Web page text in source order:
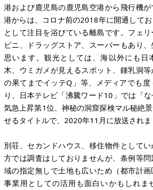
港および鹿児島の鹿児島空港から飛行機
港からは、コロナ前の2018年に開通して
として注目を浴びている離島です。フェ
ビニ、ドラッグストア、スーパーもあり
思います。観光としては、海以外にも日
木、ウミガメが見えるスポット、鍾乳洞
の果てまでイッテQ」等、メディアでも
り、日本テレビ「沸騰ワード10」では「
気急上昇第1位、神秘の洞窟探検マル秘絶
せるタイトルで、2020年11月に放送されま
別荘、セカンドハウス、移住物件として
方では調査はしておりませんが、条例等
域の指定無しで土地も広いため（都市計
事業用としての活用も面白いかもしれま